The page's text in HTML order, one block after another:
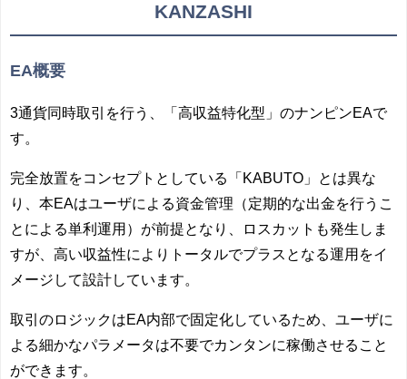
KANZASHI
EA概要
3通貨同時取引を行う、「高収益特化型」のナンピンEAで
す。
完全放置をコンセプトとしている「KABUTO」とは異な
り、本EAはユーザによる資金管理（定期的な出金を行うこ
とによる単利運用）が前提となり、ロスカットも発生しま
すが、高い収益性によりトータルでプラスとなる運用をイ
メージして設計しています。
取引のロジックはEA内部で固定化しているため、ユーザに
よる細かなパラメータは不要でカンタンに稼働させること
ができます。